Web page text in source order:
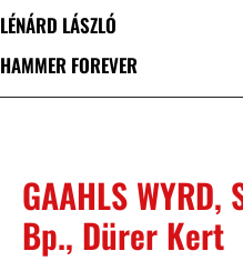
LÉNÁRD LÁSZLÓ
HAMMER FOREVER
GAAHLS WYRD,
Bp., Dürer Kert